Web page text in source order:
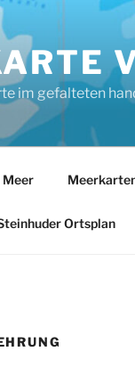
im gefalteten
Ortsplan